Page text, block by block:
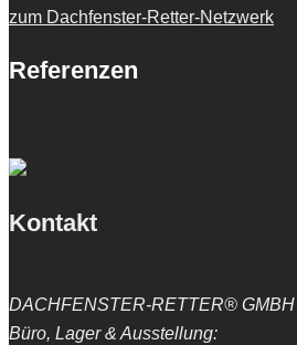
zum Dachfenster-Retter-Netzwerk
Referenzen
Kontakt
DACHFENSTER-RETTER® GMBH
Büro, Lager & Ausstellung: